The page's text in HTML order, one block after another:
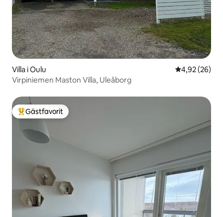
Villa i Oulu 4,92 av 5 i
4,92 (26)
Virpiniemen Maston Villa, Uleåborg
Populär gästfavorit
Gästfavorit